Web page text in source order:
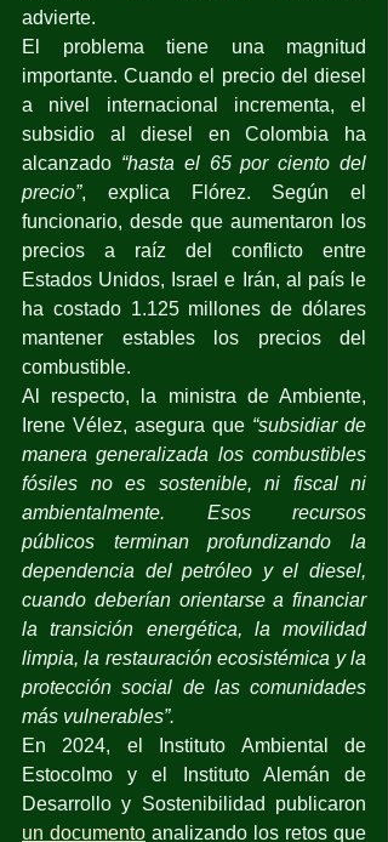
advierte.
El problema tiene una magnitud
importante. Cuando el precio del diesel
a nivel internacional incrementa, el
subsidio al diesel en Colombia ha
alcanzado “hasta el 65 por ciento del
precio”, explica Flórez. Según el
funcionario, desde que aumentaron los
precios a raíz del conflicto entre
Estados Unidos, Israel e Irán, al país le
ha costado 1.125 millones de dólares
mantener estables los precios del
combustible.
Al respecto, la ministra de Ambiente,
Irene Vélez, asegura que “subsidiar de
manera generalizada los combustibles
fósiles no es sostenible, ni fiscal ni
ambientalmente. Esos recursos
públicos terminan profundizando la
dependencia del petróleo y el diesel,
cuando deberían orientarse a financiar
la transición energética, la movilidad
limpia, la restauración ecosistémica y la
protección social de las comunidades
más vulnerables”.
En 2024, el Instituto Ambiental de
Estocolmo y el Instituto Alemán de
un documento analizando los retos que